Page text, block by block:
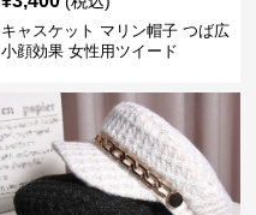
キャスケット マリン帽子 つば広
小顔効果 女性用ツイード